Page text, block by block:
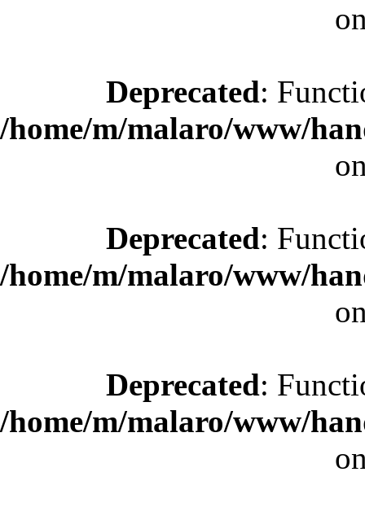
Deprecated:
/home/m/malaro/www/
Deprecated:
/home/m/malaro/www/
Deprecated:
/home/m/malaro/www/